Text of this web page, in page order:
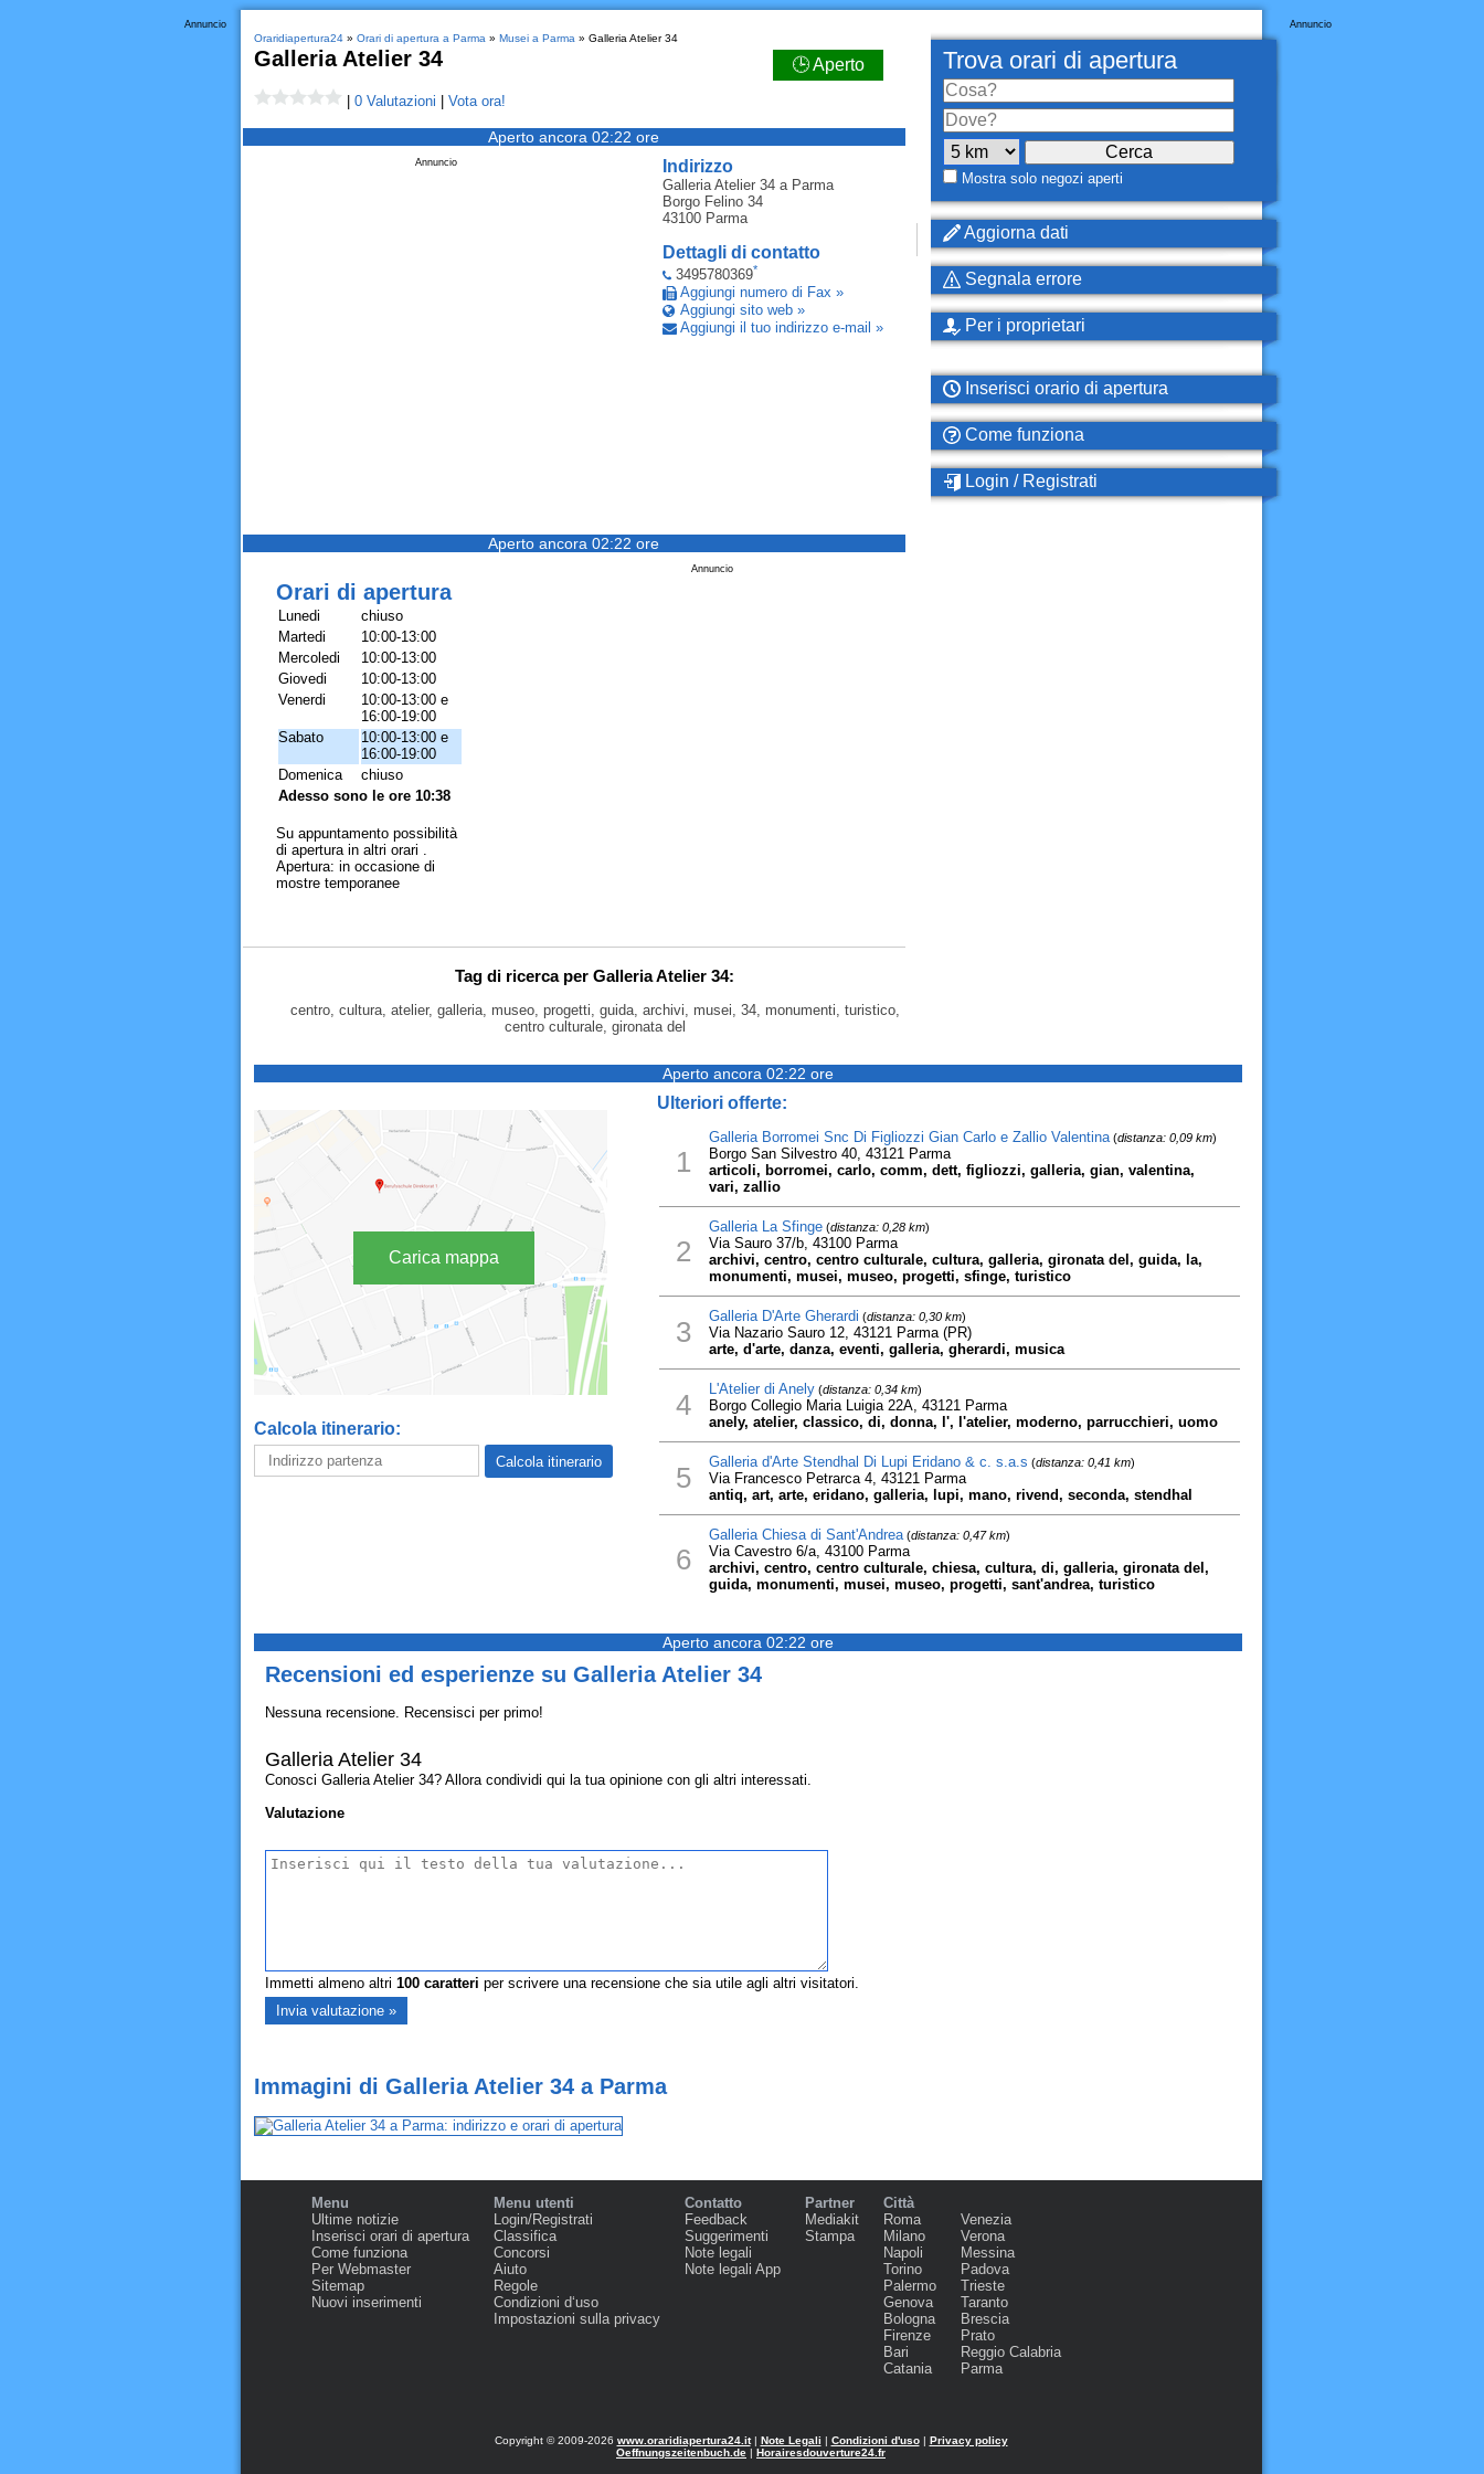
Annuncio
Oraridiapertura24» Orari di apertura a Parma » Musei a Parma » Galleria Atelier 34
Galleria Atelier 34 🕒 Aperto
0 Valutazioni Vota ora!
Aperto ancora 02:22 ore
Indirizzo
Galleria Atelier 34a Parma
Borgo Felino 34
43100 Parma
Dettagli di contatto
3495780369*
Aggiungi numero di Fax »
Aggiungi sito web »
Aggiungi il tuo indirizzo e-mail »
Annuncio
Aperto ancora 02:22 ore
Annuncio
Orari di apertura
Lunedi
chiuso
Martedi
10:00-13:00
Mercoledi
10:00-13:00
Giovedi
10:00-13:00
Venerdi
10:00-13:00 e
16:00-19:00
Sabato
10:00-13:00 e
16:00-19:00
Domenica
chiuso
Adesso sono le ore 10:38
Su appuntamento possibilità
di apertura in altri orari .
Apertura: in occasione di
mostre temporanee
Tag di ricerca per Galleria Atelier 34:
centro, cultura, atelier, galleria, museo, progetti, guida, archivi, musei, 34, monumenti, turistico,
centro culturale, gironata del
Annuncio
Trova orari di apertura
Mostra solo negozi aperti
Aggiorna dati
Segnala errore
Per i proprietari
Inserisci orario di apertura
Come funziona
Login / Registrati
Aperto ancora 02:22 ore
Carica mappa
Calcola itinerario:
Ulteriori offerte:
1
Galleria Borromei Snc Di Figliozzi Gian Carlo e Zallio Valentina(distanza: 0,09 km)
Borgo San Silvestro 40, 43121 Parma
articoli, borromei, carlo, comm, dett, figliozzi, galleria, gian, valentina,
vari, zallio
2
Galleria La Sfinge(distanza: 0,28 km)
Via Sauro 37/b, 43100 Parma
archivi, centro, centro culturale, cultura, galleria, gironata del, guida, la,
monumenti, musei, museo, progetti, sfinge, turistico
3 Galleria D'Arte Gherardi (distanza: 0,30 km)
Via Nazario Sauro 12, 43121 Parma (PR)
arte, d'arte, danza, eventi, galleria, gherardi, musica
4 L'Atelier di Anely(distanza: 0,34 km)
Borgo Collegio Maria Luigia 22A, 43121 Parma
anely, atelier, classico, di, donna, l', l'atelier, moderno, parrucchieri, uomo
5 Galleria d'Arte Stendhal Di Lupi Eridano & c. s.a.s (distanza: 0,41 km)
Via Francesco Petrarca 4, 43121 Parma
antiq, art, arte, eridano, galleria, lupi, mano, rivend, seconda, stendhal
6
Galleria Chiesa di Sant'Andrea(distanza: 0,47 km)
Via Cavestro 6/a, 43100 Parma
archivi, centro, centro culturale, chiesa, cultura, di, galleria, gironata del,
guida, monumenti, musei, museo, progetti, sant'andrea, turistico
Aperto ancora 02:22 ore
Recensioni ed esperienze su Galleria Atelier 34
Nessuna recensione. Recensisci per primo!
Galleria Atelier 34
Conosci Galleria Atelier 34? Allora condividi qui la tua opinione con gli altri interessati.
Valutazione
Immetti almeno altri 100caratteri per scrivere una recensione che sia utile agli altri visitatori.
Immagini di Galleria Atelier 34 a Parma
Menu
Ultime notizie
Inserisci orari di apertura
Come funziona
Per Webmaster
Sitemap
Nuovi inserimenti
Menu utenti
Login/Registrati
Classifica
Concorsi
Aiuto
Regole
Condizioni d‘uso
Impostazioni sulla privacy
Contatto
Feedback
Suggerimenti
Note legali
Note legali App
Partner
Mediakit
Stampa
Città
Roma
Milano
Napoli
Torino
Palermo
Genova
Bologna
Firenze
Bari
Catania
Venezia
Verona
Messina
Padova
Trieste
Taranto
Brescia
Prato
Reggio Calabria
Parma
Copyright © 2009-2026 www.oraridiapertura24.it| Note Legali | Condizioni d'uso| Privacy policy
Oeffnungszeitenbuch.de | Horairesdouverture24.fr